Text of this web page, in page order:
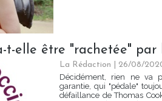
t-elle être "rachetée"
La Rédaction | 26/08/
Décidément, rien ne va
garantie, qui "pédale"
défaillance de Thomas